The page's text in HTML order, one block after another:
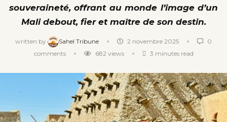
souveraineté, offrant au monde l’image d’un
Mali debout, fier et maître de son destin.
written by Sahel Tribune 2 novembre 2025
0
comments
682 views 3 minutes read